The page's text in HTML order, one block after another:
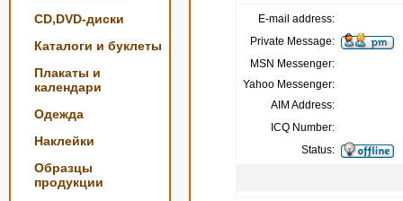
CD,DVD-диски
Каталоги и буклеты
Плакаты и
календари
Одежда
Наклейки
Образцы
продукции
E-mail address:
Private Message:
MSN Messenger:
Yahoo Messenger:
AIM Address:
ICQ Number:
Status: